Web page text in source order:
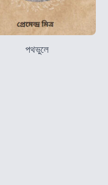
পথভুলে